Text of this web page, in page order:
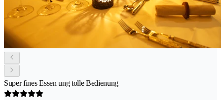
Super fines Essen ung tolle Bedienung